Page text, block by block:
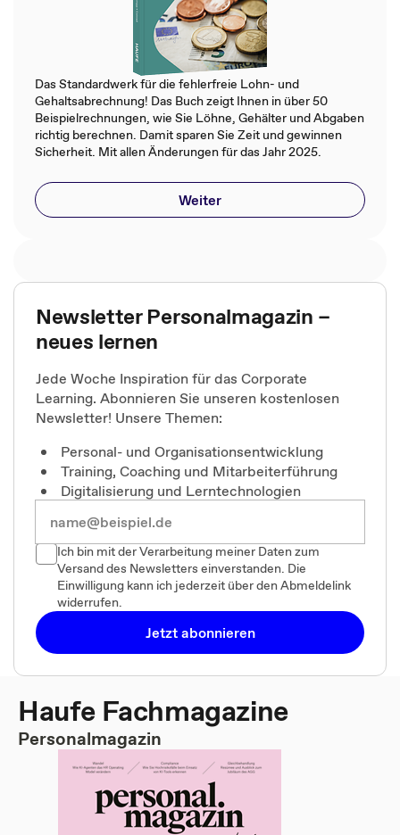
Das Standardwerk für die fehlerfreie Lohn- und
Gehaltsabrechnung! Das Buch zeigt Ihnen in über 50
Beispielrechnungen, wie Sie Löhne, Gehälter und Abgaben
richtig berechnen. Damit sparen Sie Zeit und gewinnen
Sicherheit. Mit allen Änderungen für das Jahr 2025.
Weiter
Newsletter Personalmagazin –
neues lernen
Jede Woche Inspiration für das Corporate
Learning. Abonnieren Sie unseren kostenlosen
Newsletter! Unsere Themen:
Personal- und Organisationsentwicklung
Training, Coaching und Mitarbeiterführung
Digitalisierung und Lerntechnologien
Ich bin mit der Verarbeitung meiner Daten zum
Versand des Newsletters einverstanden. Die
Einwilligung kann ich jederzeit über den Abmeldelink
widerrufen.
Jetzt abonnieren
Haufe Fachmagazine
Personalmagazin